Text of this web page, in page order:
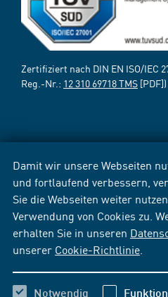
Damit wir unsere Webseiten
und fortlaufend verbessern,
Sie die Webseiten weiter
Verwendung von Cookies zu.
erhalten Sie in unseren
unserer Cookie-Richtlinie
Notwendig
Zertifiziert nach DIN EN ISO/IEC
Reg.-Nr.: 12 310 69718 TMS [PDF])